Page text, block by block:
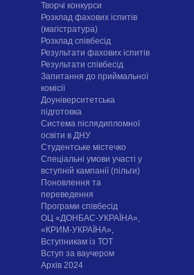
Творчі конкурси
Розклад фахових іспитів
(магістратура)
Розклад співбесід
Результати фахових іспитів
Результати співбесід
Запитання до приймальної
комісії
Доуніверситетська
підготовка
Система післядипломної
освіти в ДНУ
Cтудентське містечко
Спеціальні умови участі у
вступній кампанії (пільги)
Поновлення та
переведення
Програми співбесід
ОЦ «ДОНБАС-УКРАЇНА»,
«КРИМ-УКРАЇНА»,
Вступникам із ТОТ
Вступ за ваучером
Архів 2024